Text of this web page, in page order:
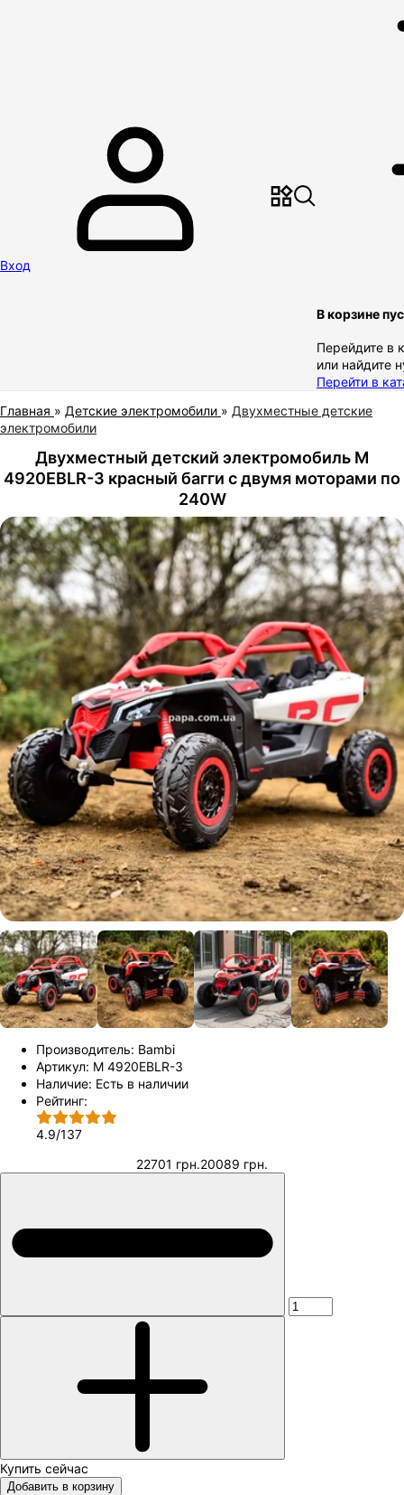
Вход
В корзине
Перейдите в
или найдите
Перейти в
Главная » Детские электромобили » Двухместные детские
электромобили
Двухместный детский электромобиль M
4920EBLR-3 красный багги с двумя моторами по
240W
Производитель: Bambi
Артикул: M 4920EBLR-3
Наличие: Есть в наличии
Рейтинг:
4.9/137
22701 грн.20089 грн.
Добавить в корзину